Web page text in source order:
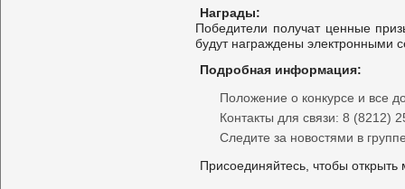
Награды:
Победители получат ценные
будут награждены электронными
Подробная информация:
Положение о конкурсе и все
Контакты для связи: 8 (8212)
Следите за новостями в
Присоединяйтесь, чтобы открыть